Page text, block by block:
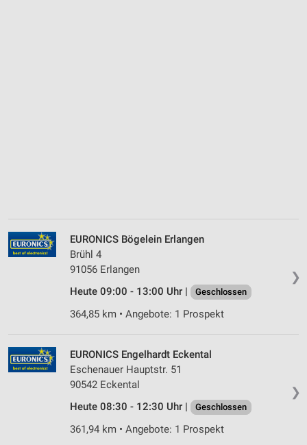
❯
EURONICS Bögelein Erlangen
Brühl 4
91056 Erlangen
Heute 09:00 - 13:00 Uhr |
Geschlossen
364,85 km • Angebote: 1 Prospekt
❯
EURONICS Engelhardt Eckental
Eschenauer Hauptstr. 51
90542 Eckental
Heute 08:30 - 12:30 Uhr |
Geschlossen
361,94 km • Angebote: 1 Prospekt